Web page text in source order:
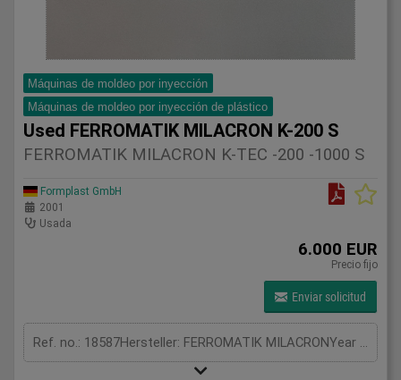
Máquinas de moldeo por inyección
Máquinas de moldeo por inyección de plástico
Used FERROMATIK MILACRON K-200 S
FERROMATIK MILACRON K-TEC -200 -1000 S
Formplast GmbH
2001
Usada
6.000 EUR
Precio fijo
Enviar solicitud